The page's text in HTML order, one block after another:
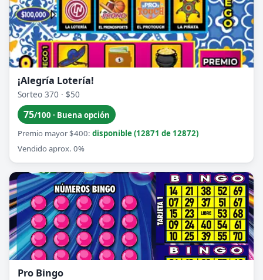
¡Alegría Lotería!
Sorteo 370 · $50
75/100 · Buena opción
Premio mayor $400: disponible (12871 de 12872)
Vendido aprox. 0%
Pro Bingo